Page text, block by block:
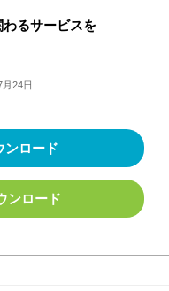
るサービスを
24日
ンロード
ンロード